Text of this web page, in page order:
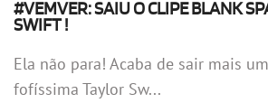
#VEMVER: SAIU O CLIPE BLANK
SWIFT !
Ela não para! Acaba de sair mais
fofíssima Taylor Sw...